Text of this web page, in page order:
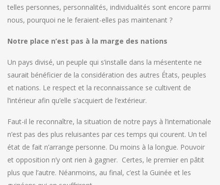
telles personnes, personnalités, individualités sont encore parmi
nous, pourquoi ne le feraient-elles pas maintenant ?
Notre place n’est pas à la marge des nations
Un pays divisé, un peuple qui s’installe dans la mésentente ne
saurait bénéficier de la considération des autres États, peuples
et nations. Le respect et la reconnaissance se cultivent de
l’intérieur afin qu’elle s’acquiert de l’extérieur.
Faut-il le reconnaître, la situation de notre pays à l’internationale
n’est pas des plus reluisantes par ces temps qui courent. Un tel
état de fait n’arrange personne. Du moins à la longue. Pouvoir
et opposition n’y ont rien à gagner. Certes, le premier en pâtit
plus que l’autre. Néanmoins, au final, c’est la Guinée et les